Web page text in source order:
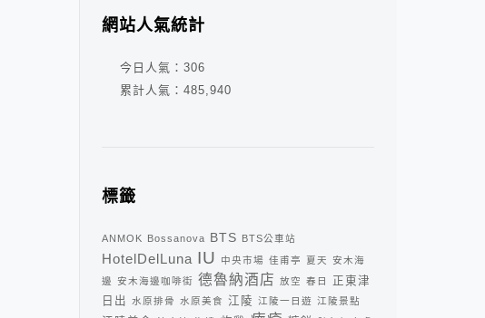
網站人氣統計
今日人氣： 306
累計人氣： 485,940
標籤
ANMOK Bossanova BTS BTS公車站
HotelDelLuna IU 中央市場 佳甫亭 夏天 安木海
邊 安木海邊咖啡街 德魯納酒店 放空 春日
正東津
日出 水原排骨 水原美食 江陵 江陵一日遊 江陵景點